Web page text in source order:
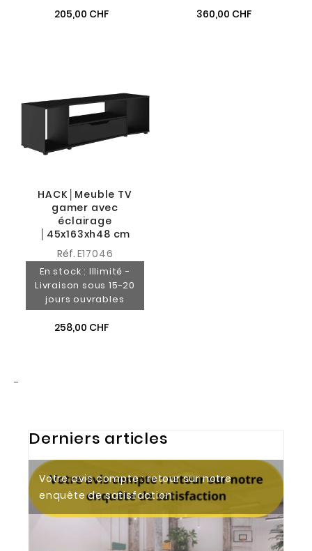
205,00 CHF 360,00 CHF
HACK│Meuble TV
gamer avec
éclairage
│45x163xh48 cm
Réf. E17046
En stock : Illimité -
Livraison sous 15-20
jours ouvrables
258,00 CHF
-
Derniers articles
Votre avis compte : retour sur notre
enquête de satisfaction
Tendances 2026 : aménager des bureaux
modernes et ergonomiques
Le bureau électrique : un allié essentiel
pour votre espace de travail